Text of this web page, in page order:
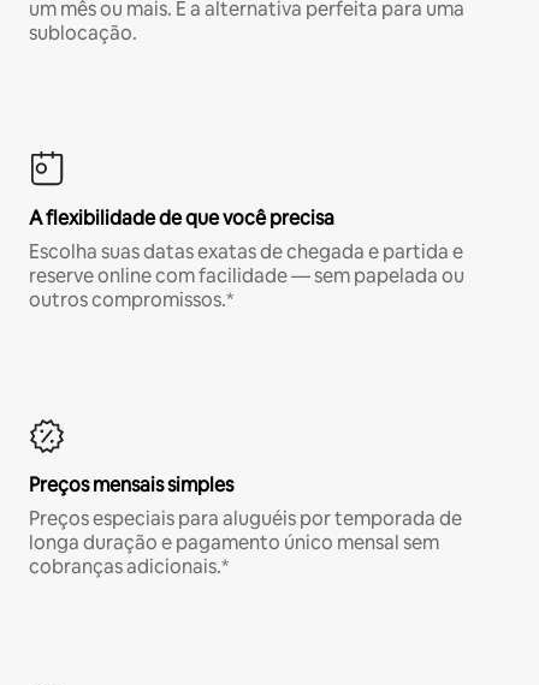
um mês ou mais. É a alternativa perfeita para uma
sublocação.
A flexibilidade de que você precisa
Escolha suas datas exatas de chegada e partida e
reserve online com facilidade — sem papelada ou
outros compromissos.*
Preços mensais simples
Preços especiais para aluguéis por temporada de
longa duração e pagamento único mensal sem
cobranças adicionais.*